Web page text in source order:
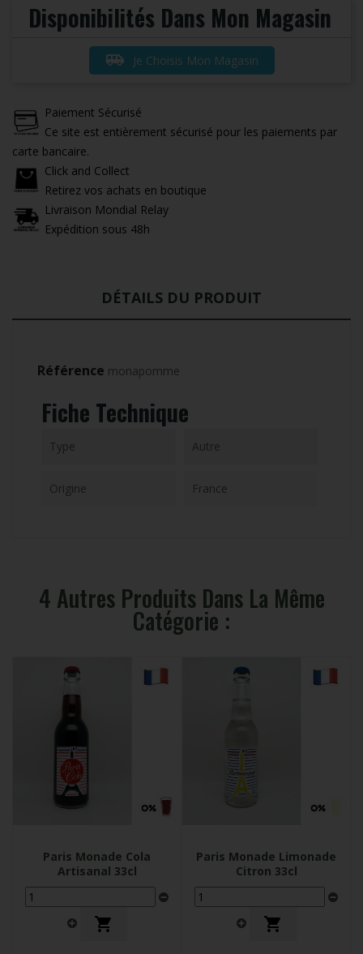
Disponibilités Dans Mon Magasin
airport_shuttle Je Choisis Mon Magasin
Paiement Sécurisé
Ce site est entièrement sécurisé pour les paiements par
carte bancaire.
Click and Collect
Retirez vos achats en boutique
Livraison Mondial Relay
Expédition sous 48h
DÉTAILS DU PRODUIT
Référence monapomme
Fiche Technique
Type Autre
Origine France
4 Autres Produits Dans La Même
Catégorie :
Paris Monade Cola
Artisanal 33cl

Paris Monade Limonade
Citron 33cl
